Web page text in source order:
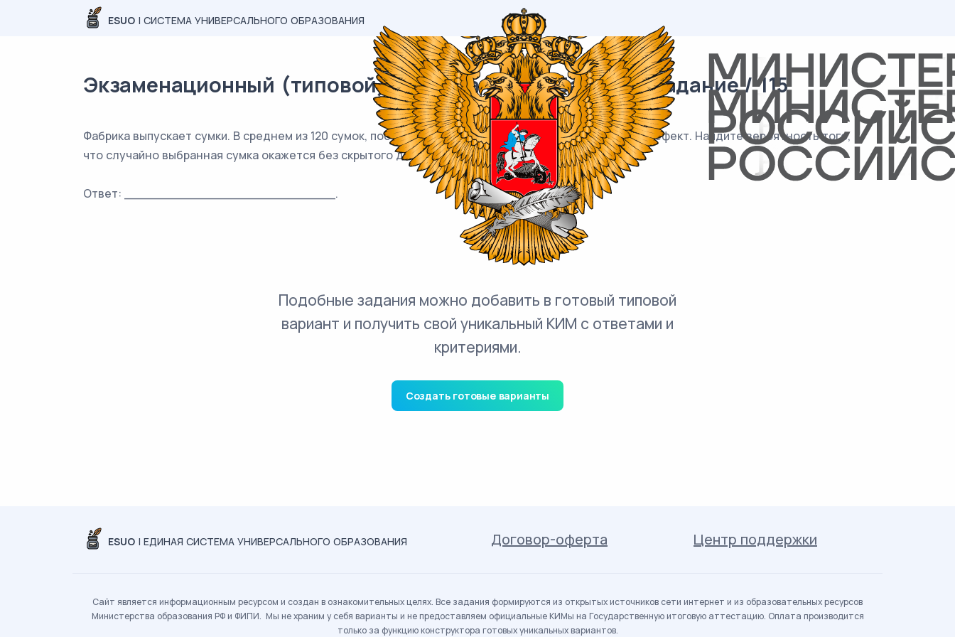
ESUO | СИСТЕМА УНИВЕРСАЛЬНОГО ОБРАЗОВАНИЯ
Экзаменационный (типовой) материал ЕГЭ / База / 05 задание / 115
Фабрика выпускает сумки. В среднем из 120 сумок, поступивших в продажу, 6 сумок имеют скрытый дефект. Найдите вероятность того,
что случайно выбранная сумка окажется без скрытого дефекта.
Ответ: ___________________________.
Подобные задания можно добавить в готовый типовой
вариант и получить свой уникальный КИМ с ответами и
критериями.
Создать готовые варианты
ESUO | ЕДИНАЯ СИСТЕМА УНИВЕРСАЛЬНОГО ОБРАЗОВАНИЯ Договор-оферта Центр поддержки
Сайт является информационным ресурсом и создан в ознакомительных целях. Все задания формируются из открытых источников сети интернет и из образовательных ресурсов
Министерства образования РФ и ФИПИ. Мы не храним у себя варианты и не предоставляем официальные КИМы на Государственную итоговую аттестацию. Оплата производится
только за функцию конструктора готовых уникальных вариантов.